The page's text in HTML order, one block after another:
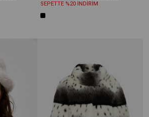
SEPETTE %20 İNDİRİM